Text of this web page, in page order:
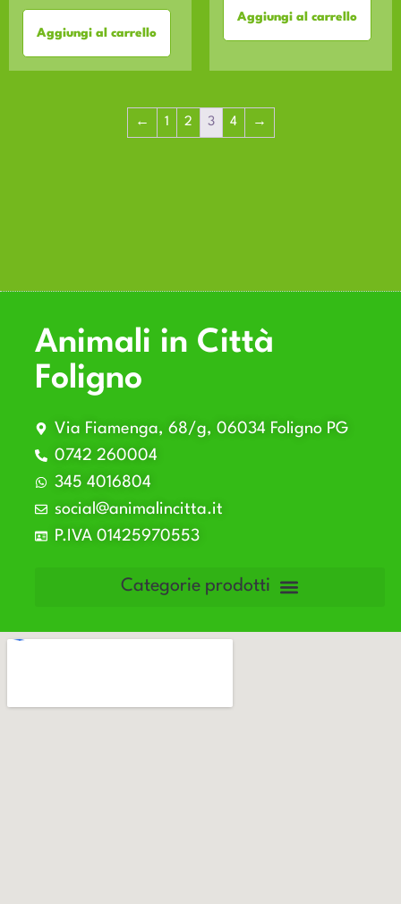
Aggiungi al carrello
Aggiungi al carrello
← 1 2 3 4 →
Animali in Città
Foligno
Via Fiamenga, 68/g, 06034 Foligno PG
0742 260004
345 4016804
social@animalincitta.it
P.IVA 01425970553